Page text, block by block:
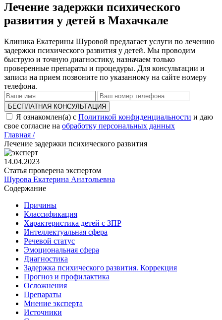
Лечение задержки психического
развития у детей в Махачкале
Клиника Екатерины Шуровой предлагает услуги по лечению
задержки психического развития у детей. Мы проводим
быструю и точную диагностику, назначаем только
проверенные препараты и процедуры. Для консультации и
записи на прием позвоните по указанному на сайте номеру
телефона.
БЕСПЛАТНАЯ КОНСУЛЬТАЦИЯ
Я ознакомлен(а) с Политикой конфиденциальности и даю
свое согласие на обработку персональных данных
Главная /
Лечение задержки психического развития
14.04.2023
Статья проверена экспертом
Шурова Екатерина Анатольевна
Содержание
Причины
Классификация
Характеристика детей с ЗПР
Интеллектуальная сфера
Речевой статус
Эмоциональная сфера
Диагностика
Задержка психического развития. Коррекция
Прогноз и профилактика
Осложнения
Препараты
Мнение эксперта
Источники